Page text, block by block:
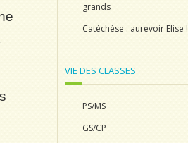
grands
Catéchèse : aurevoir Elise !
VIE DES CLASSES
PS/MS
GS/CP